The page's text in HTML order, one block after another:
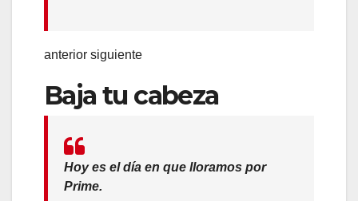
anterior siguiente
Baja tu cabeza
Hoy es el día en que lloramos por
Prime.